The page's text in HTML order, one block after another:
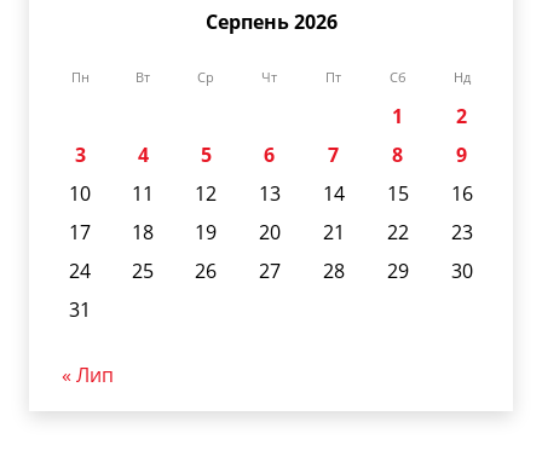
Серпень 2026
Пн Вт Ср Чт Пт Сб Нд
1
2
3
4 5 6 7 8
9
10
11 12 13 14 15
16
17
18 19 20 21 22
23
24
25 26 27 28 29
30
31
« Лип